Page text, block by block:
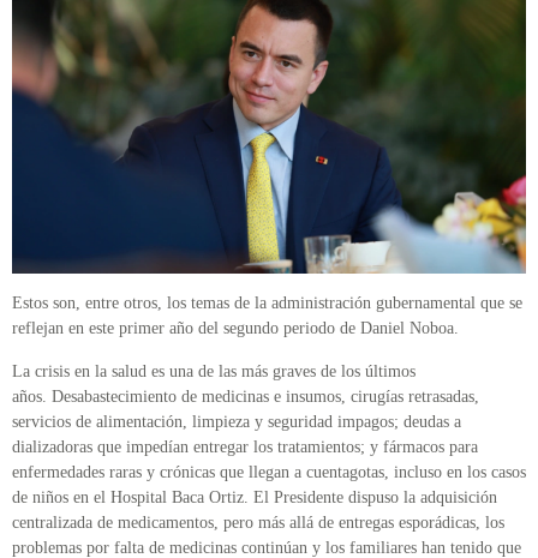
Estos son, entre otros, los temas de la administración gubernamental que se
reflejan en este primer año del segundo periodo de Daniel Noboa.
La crisis en la salud es una de las más graves de los últimos
años. Desabastecimiento de medicinas e insumos, cirugías retrasadas,
servicios de alimentación, limpieza y seguridad impagos; deudas a
dializadoras que impedían entregar los tratamientos; y fármacos para
enfermedades raras y crónicas que llegan a cuentagotas, incluso en los casos
de niños en el Hospital Baca Ortiz. El Presidente dispuso la adquisición
centralizada de medicamentos, pero más allá de entregas esporádicas, los
problemas por falta de medicinas continúan y los familiares han tenido que